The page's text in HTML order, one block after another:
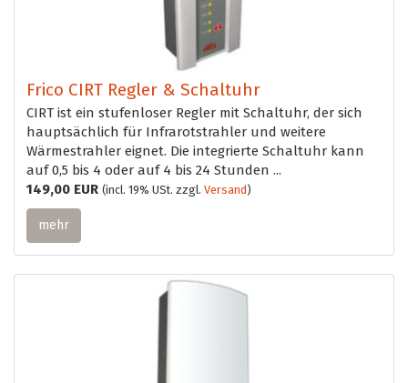
Frico CIRT Regler & Schaltuhr
CIRT ist ein stufenloser Regler mit Schaltuhr, der sich
hauptsächlich für Infrarotstrahler und weitere
Wärmestrahler eignet. Die integrierte Schaltuhr kann
auf 0,5 bis 4 oder auf 4 bis 24 Stunden ...
149,00 EUR (incl. 19% USt. zzgl. Versand)
mehr